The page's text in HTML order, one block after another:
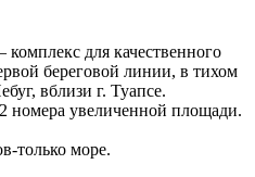
для качественного
береговой линии, в тихом
вблизи г. Туапсе.
номера увеличенной площади.
только море.